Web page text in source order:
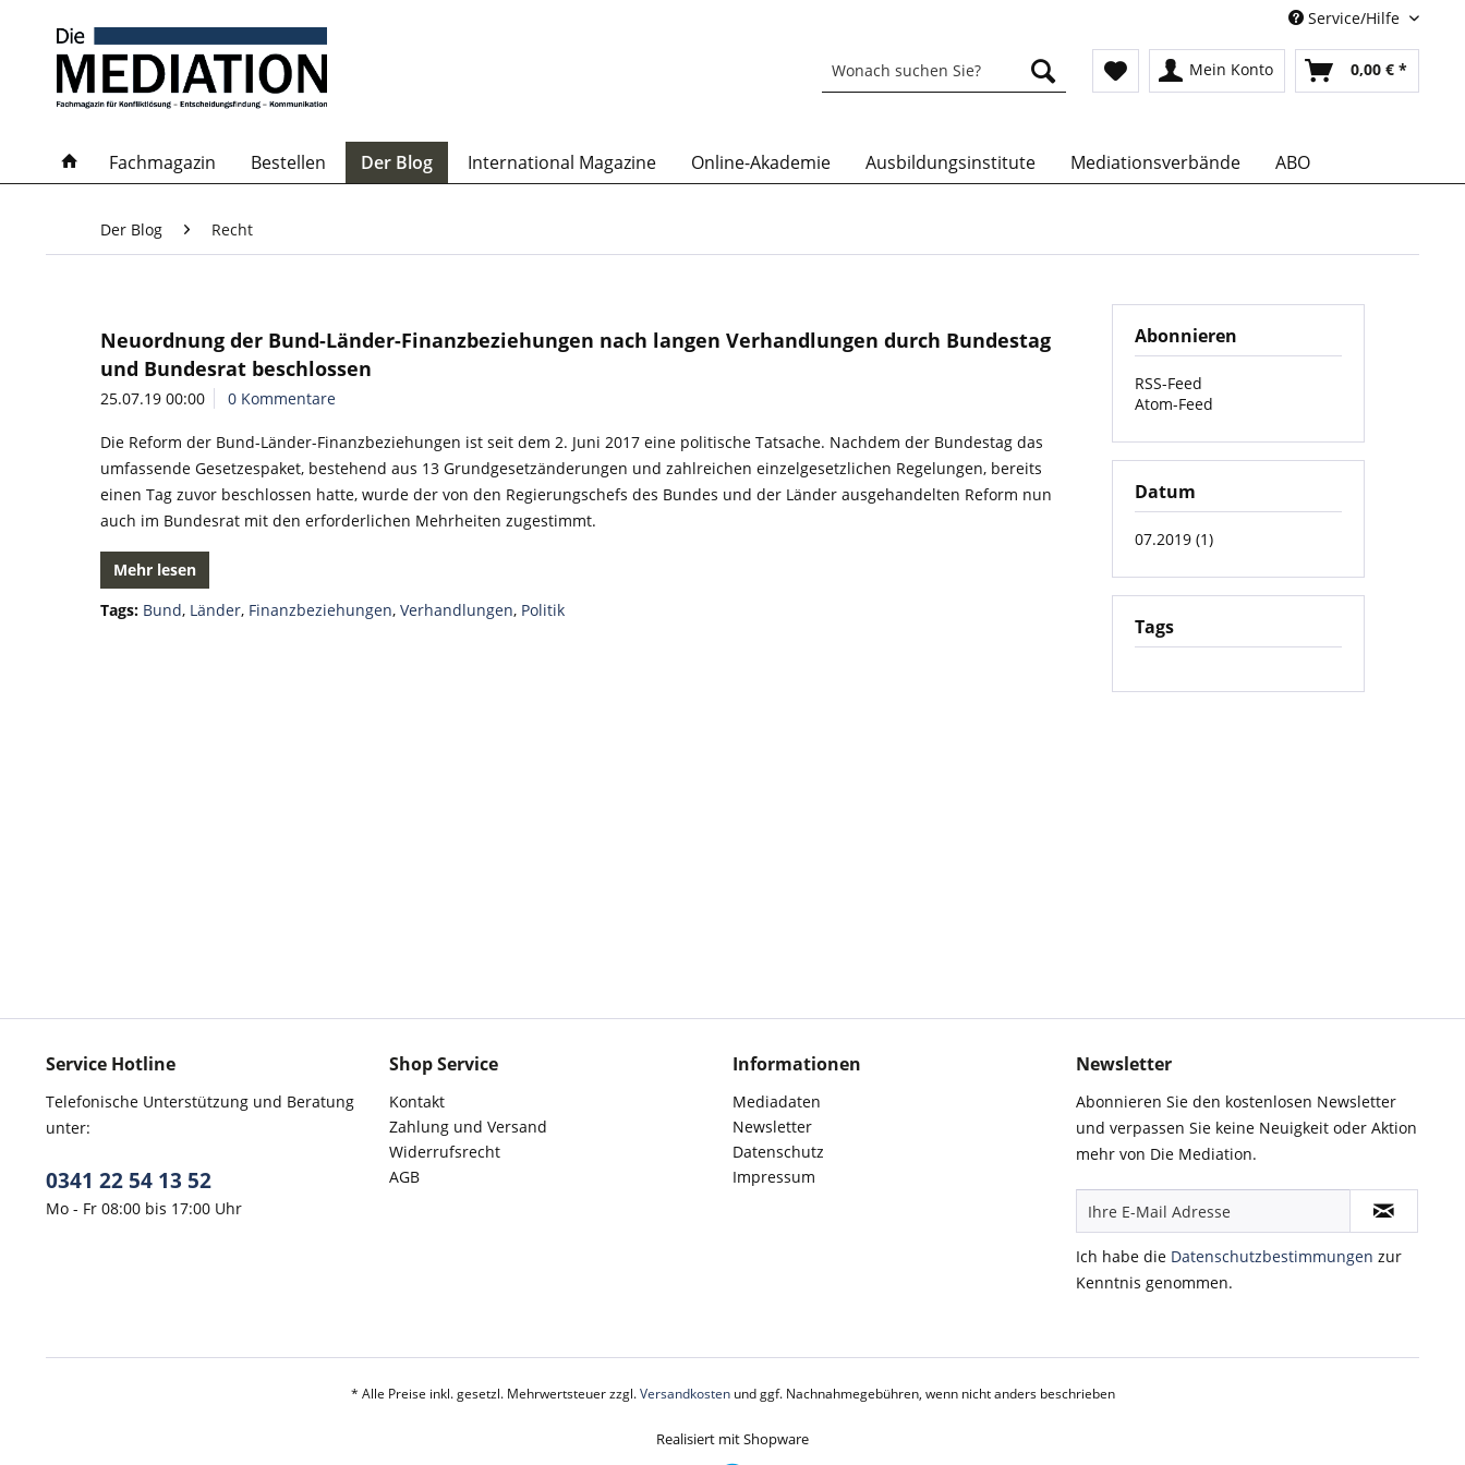
Service/Hilfe
Mein Konto 0,00 € *
Fachmagazin Bestellen Der Blog International Magazine Online-Akademie Ausbildungsinstitute Mediationsverbände ABO
Der Blog Recht
Abonnieren
RSS-Feed
Atom-Feed
Datum
07.2019 (1)
Tags
Neuordnung der Bund-Länder-Finanzbeziehungen nach langen Verhandlungen durch Bundestag
und Bundesrat beschlossen
25.07.19 00:00 0 Kommentare
Die Reform der Bund-Länder-Finanzbeziehungen ist seit dem 2. Juni 2017 eine politische Tatsache. Nachdem der Bundestag das
umfassende Gesetzespaket, bestehend aus 13 Grundgesetzänderungen und zahlreichen einzelgesetzlichen Regelungen, bereits
einen Tag zuvor beschlossen hatte, wurde der von den Regierungschefs des Bundes und der Länder ausgehandelten Reform nun
auch im Bundesrat mit den erforderlichen Mehrheiten zugestimmt.
Mehr lesen
Tags: Bund, Länder, Finanzbeziehungen, Verhandlungen, Politik
Service Hotline
Telefonische Unterstützung und Beratung
unter:
0341 22 54 13 52
Mo - Fr 08:00 bis 17:00 Uhr
Shop Service
Kontakt
Zahlung und Versand
Widerrufsrecht
AGB
Informationen
Mediadaten
Newsletter
Datenschutz
Impressum
Newsletter
Abonnieren Sie den kostenlosen Newsletter
und verpassen Sie keine Neuigkeit oder Aktion
mehr von Die Mediation.
Ich habe die Datenschutzbestimmungen zur
Kenntnis genommen.
* Alle Preise inkl. gesetzl. Mehrwertsteuer zzgl.Versandkostenund ggf. Nachnahmegebühren, wenn nicht anders beschrieben
Realisiert mit Shopware